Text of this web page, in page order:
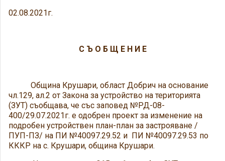
02.08.2021г.
С Ъ О Б Щ Е Н И Е
Община Крушари, област Добрич на основание
чл.129, ал.2 от Закона за устройство на територията
(ЗУТ) съобщава, че със заповед №РД-08-
400/29.07.2021г. е одобрен проект за изменение на
подробен устройствен план-план за застрояване /
ПУП-ПЗ/ на ПИ №40097.29.52 и ПИ №40097.29.53 по
КККР на с. Крушари, община Крушари.